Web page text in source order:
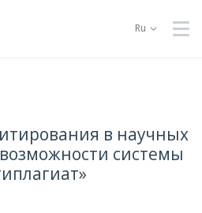
Ru
в научных
системы